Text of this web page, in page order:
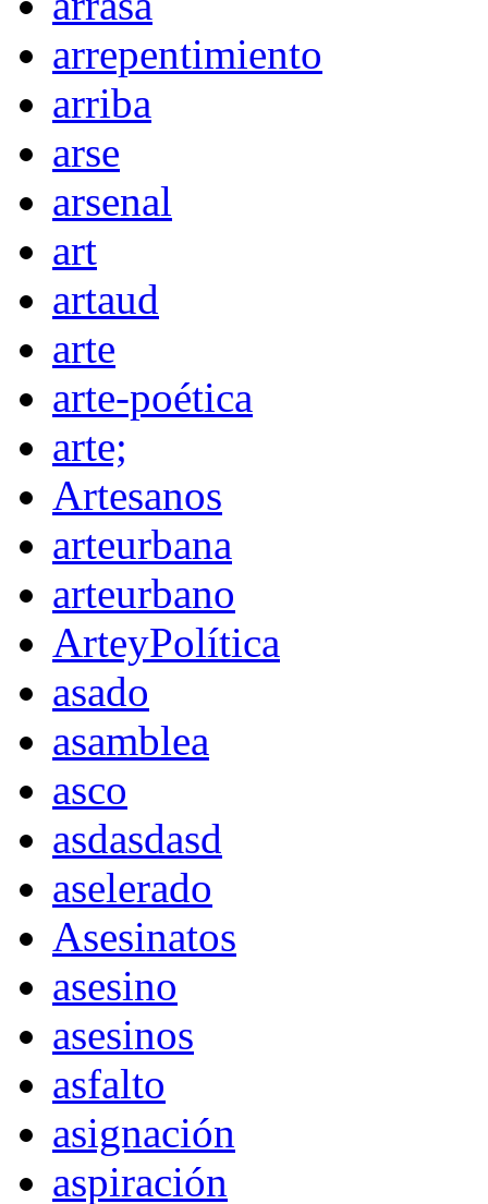
arrepentimiento
arriba
arse
arsenal
art
artaud
arte
arte-poética
arte;
Artesanos
arteurbana
arteurbano
ArteyPolítica
asado
asamblea
asco
asdasdasd
aselerado
Asesinatos
asesino
asesinos
asfalto
asignación
aspiración